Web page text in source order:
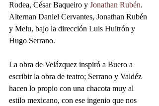
Rodea, César Baqueiro y Jonathan Rubén.
Alternan Daniel Cervantes, Jonathan Rubén
y Melu, bajo la dirección Luis Huitrón y
Hugo Serrano.
La obra de Velázquez inspiró a Buero a
escribir la obra de teatro; Serrano y Valdéz
hacen lo propio con una chacota muy al
estilo mexicano, con ese ingenio que nos